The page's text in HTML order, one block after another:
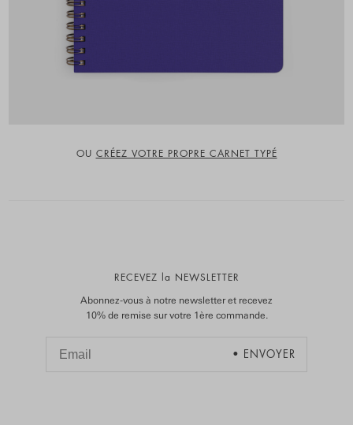
OU CRÉEZ VOTRE PROPRE CARNET TYPÉ
RECEVEZ la NEWSLETTER
Abonnez-vous à notre newsletter et recevez
10% de remise sur votre 1ère commande.